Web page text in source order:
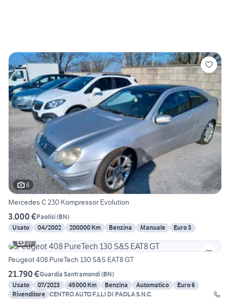
6
Mercedes C 230 Kompressor Evolution
3.000 €Paolisi(BN)
Usato
04/2002 200000 Km Benzina Manuale
Euro 3
27
Peugeot 408 PureTech 130 S&S EAT8 GT
21.790 €Guardia Sanframondi(BN)
Usato
07/2023 45000 Km Benzina Automatico
Euro 6
Rivenditore CENTRO AUTO F.LLI DI PAOLA S.N.C.